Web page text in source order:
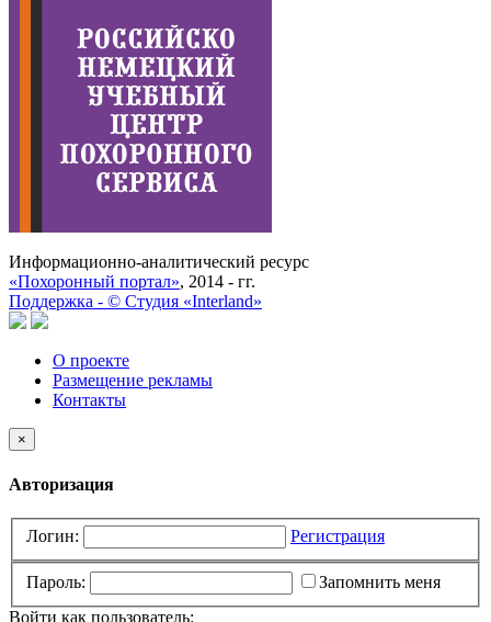
Информационно-аналитический ресурс
«Похоронный портал», 2014 - гг.
Поддержка - © Cтудия «Interland»
О проекте
Размещение рекламы
Контакты
×
Авторизация
Логин: Регистрация
Пароль:
Запомнить меня
Войти как пользователь: